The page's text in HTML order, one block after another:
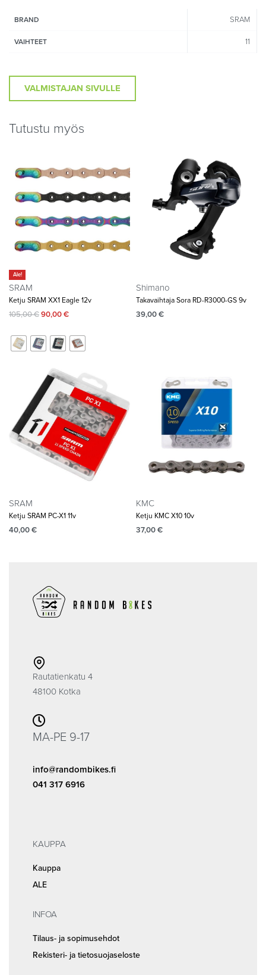
BRAND SRAM
VAIHTEET 11
VALMISTAJAN SIVULLE
Tutustu myös
Ale!
SRAM
Ketju SRAM XX1 Eagle 12v
105,00€90,00€
Shimano
Takavaihtaja Sora RD-R3000-GS 9v
39,00€
SRAM
Ketju SRAM PC-X1 11v
40,00€
KMC
Ketju KMC X10 10v
37,00€
Rautatienkatu 4
48100 Kotka
MA-PE 9-17
info@randombikes.fi
041 317 6916
KAUPPA
Kauppa
ALE
INFOA
Tilaus- ja sopimusehdot
Rekisteri- ja tietosuojaseloste